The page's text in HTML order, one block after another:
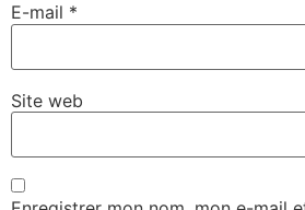
E-mail *
Site web